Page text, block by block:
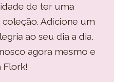
de ter uma
Adicione um
ao seu dia a dia.
agora mesmo e
Flork!